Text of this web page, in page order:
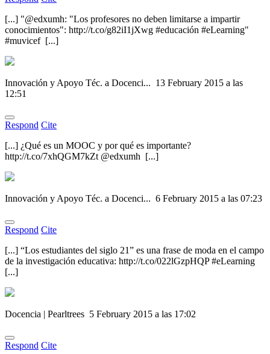
[...] "@edxumh: "Los profesores no deben limitarse a impartir
conocimientos": http://t.co/g82iI1jXwg #educación #eLearning"
#muvicef [...]
Innovación y Apoyo Téc. a Docenci... 13 February 2015 a las
12:51
Respond Cite
[...] ¿Qué es un MOOC y por qué es importante?
http://t.co/7xhQGM7kZt @edxumh [...]
Innovación y Apoyo Téc. a Docenci... 6 February 2015 a las 07:23
Respond Cite
[...] “Los estudiantes del siglo 21” es una frase de moda en el campo
de la investigación educativa: http://t.co/022lGzpHQP #eLearning
[...]
Docencia | Pearltrees 5 February 2015 a las 17:02
Respond Cite